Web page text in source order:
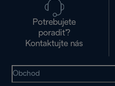
Potrebujete
poradiť?
Kontaktujte nás
Obchod